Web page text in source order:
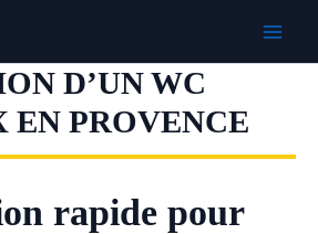
D’UN WC
EN PROVENCE
rapide pour